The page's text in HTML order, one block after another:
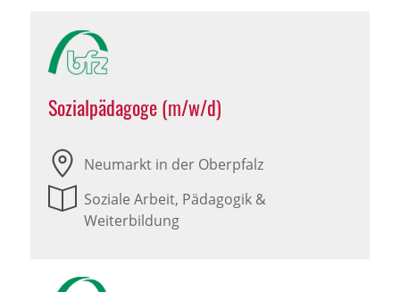
Sozialpädagoge (m/w/d)
Neumarkt in der Oberpfalz
Soziale Arbeit, Pädagogik &
Weiterbildung